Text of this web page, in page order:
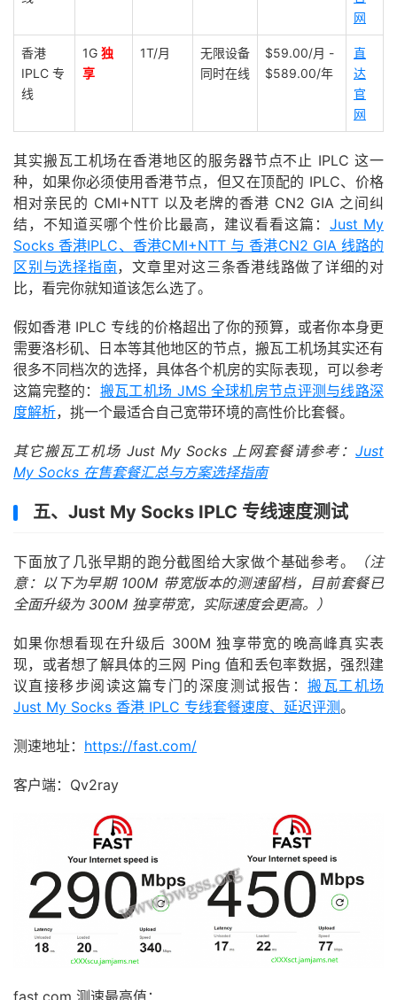
网
香港
IPLC 专
线
1G 独
享
1T/月
无限设备
同时在线
$59.00/月 -
$589.00/年
直
达
官
网
其实搬瓦工机场在香港地区的服务器节点不止 IPLC 这一
种，如果你必须使用香港节点，但又在顶配的 IPLC、价格
相对亲民的 CMI+NTT 以及老牌的香港 CN2 GIA 之间纠
结，不知道买哪个性价比最高，建议看看这篇： Just My
Socks 香港IPLC、香港CMI+NTT 与 香港CN2 GIA 线路的
区别与选择指南，文章里对这三条香港线路做了详细的对
比，看完你就知道该怎么选了。
假如香港 IPLC 专线的价格超出了你的预算，或者你本身更
需要洛杉矶、日本等其他地区的节点，搬瓦工机场其实还有
很多不同档次的选择，具体各个机房的实际表现，可以参考
这篇完整的： 搬瓦工机场 JMS 全球机房节点评测与线路深
度解析，挑一个最适合自己宽带环境的高性价比套餐。
其它搬瓦工机场 Just My Socks 上网套餐请参考： Just
My Socks 在售套餐汇总与方案选择指南
五、Just My Socks IPLC 专线速度测试
下面放了几张早期的跑分截图给大家做个基础参考。
（注
意：以下为早期 100M 带宽版本的测速留档，目前套餐已
全面升级为 300M 独享带宽，实际速度会更高。）
如果你想看现在升级后 300M 独享带宽的晚高峰真实表
现，或者想了解具体的三网 Ping 值和丢包率数据，强烈建
议直接移步阅读这篇专门的深度测试报告：搬瓦工机场
Just My Socks 香港 IPLC 专线套餐速度、延迟评测。
测速地址： https://fast.com/
客户端：Qv2ray
fast.com 测速最高值：